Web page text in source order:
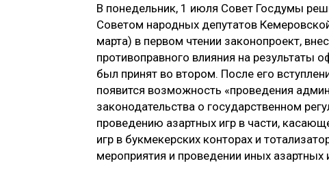
В понедельник, 1 июля Совет Госдумы
Советом народных депутатов
марта) в первом чтении законопроект,
противоправного влияния на результаты
был принят во втором. После его
появится возможность «проведения
законодательства о государственном
проведению азартных игр в части,
игр в букмекерских конторах и
мероприятия и проведении иных азартных